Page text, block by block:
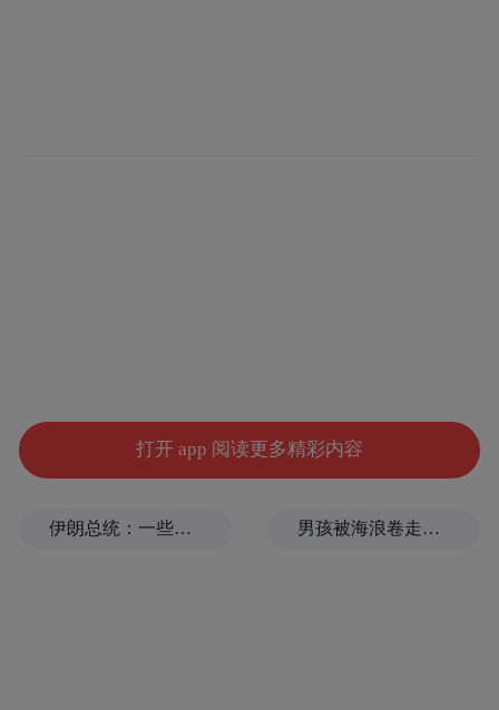
闲置的铸铁出水口 丛治国摄
渗渠杂草淤泥淤积严重，多处渠体坍塌破
打开 app 阅读更多精彩内容
伊朗总统：一些人认为美欧会出现通货膨胀，伊朗不会，我无法理解 男孩被海浪卷走两日后仍未找到，当地回应